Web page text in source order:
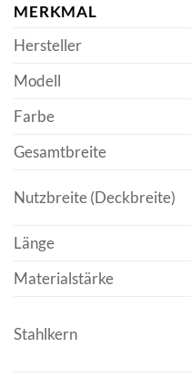
MERKMAL
Hersteller
Modell
Farbe
Gesamtbreite
Nutzbreite (Deckbreite)
Länge
Materialstärke
Stahlkern